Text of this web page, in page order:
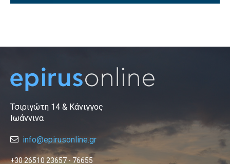
Τσιριγώτη 14 & Κάνιγγος
Ιωάννινα
info@epirusonline.gr
+30 26510 23657 - 76655